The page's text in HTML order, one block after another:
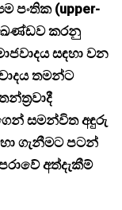
පංතික (upper-
අඛණ්ඩව කරනු
සඳහා වන
තමන්ට
සමන්විත අඳුරු
ගැනීමට පටන්
අත්දැකීම්